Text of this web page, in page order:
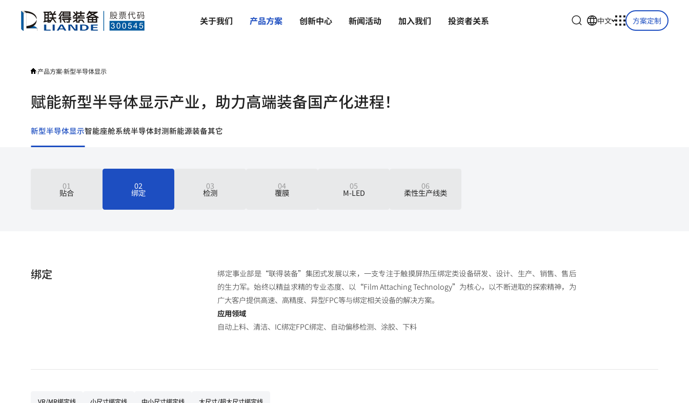
关于我们 产品方案 创新中心 新闻活动 加入我们 投资者关系 中文 方案定制
产品方案新型半导体显示
赋能新型半导体显示产业，助力高端装备国产化进程！
新型半导体显示智能座舱系统半导体封测新能源装备其它
01
贴合
02
绑定
03
检测
04
覆膜
05
M-LED
06
柔性生产线类
绑定
绑定事业部是“联得装备”集团式发展以来，一支专注于触摸屏热压绑定类设备研发、设计、生产、销售、售后
的生力军。始终以精益求精的专业态度、以“Film Attaching Technology”为核心，以不断进取的探索精神，为
广大客户提供高速、高精度、异型FPC等与绑定相关设备的解决方案。
应用领域
自动上料、清洁、IC绑定FPC绑定、自动偏移检测、涂胶、下料